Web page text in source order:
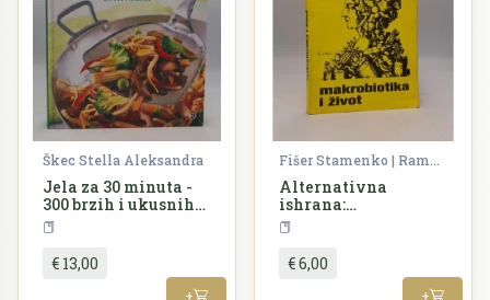
Škec Stella Aleksandra
Jela za 30 minuta -
300 brzih i ukusnih
recepata za sve
prigode
€ 13,00
+
Fišer Stamenko | Ramić Mubera
Alternativna
ishrana:
Makrobiotika i život
€ 6,00
+